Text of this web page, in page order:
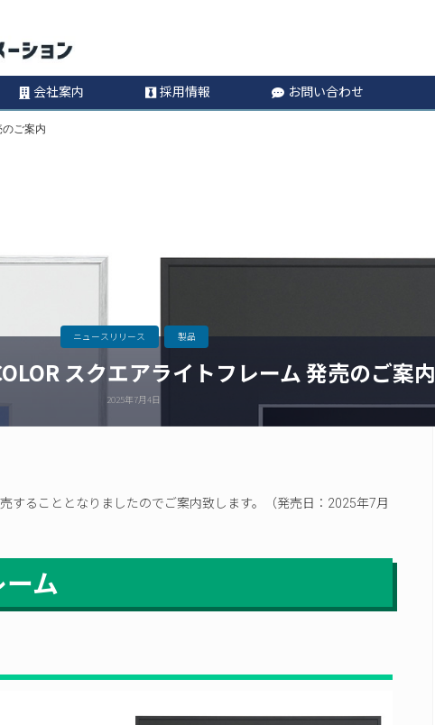
テ
キ
ッ
会社案内 採用情報 お問い合わせ
のご案内
スクエアライトフレーム 発売のご案内
2025年7月4日
ニュースリリース 製品
することとなりましたのでご案内致します。（発売日：2025年7月
ム